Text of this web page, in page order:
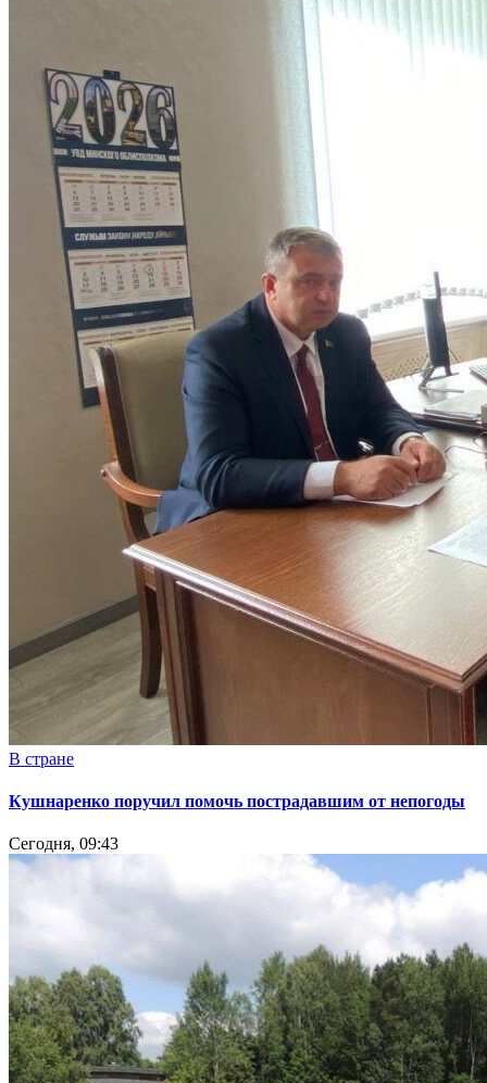
В стране
Кушнаренко поручил помочь пострадавшим от непогоды
Сегодня, 09:43